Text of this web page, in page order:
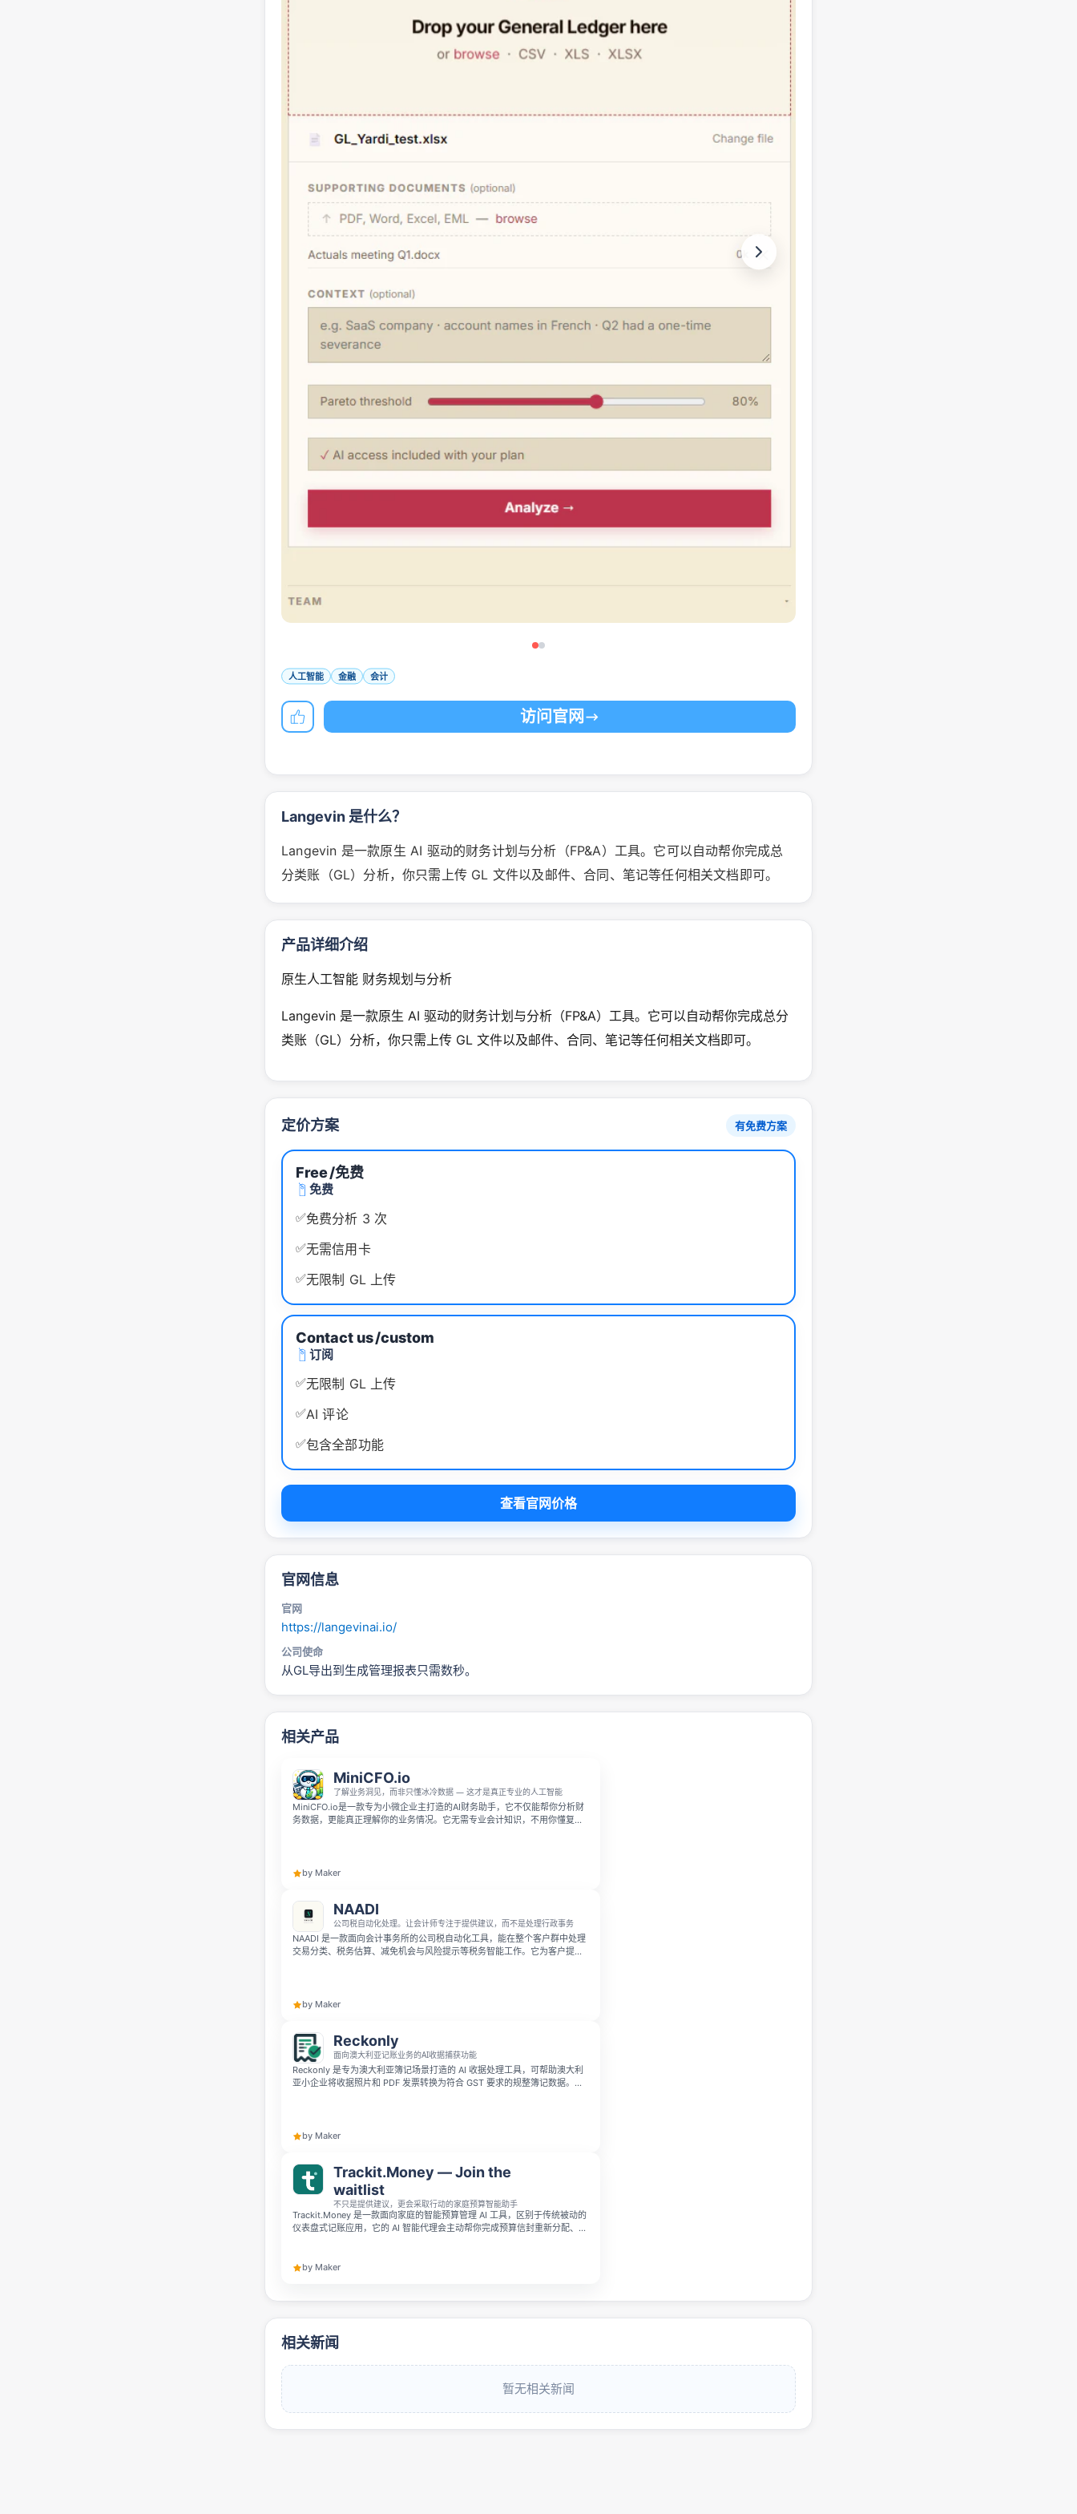
人工智能 金融 会计
访问官网
Langevin 是什么？
Langevin 是一款原生 AI 驱动的财务计划与分析（FP&A）工具。它可以自动帮你完成总
分类账（GL）分析，你只需上传 GL 文件以及邮件、合同、笔记等任何相关文档即可。
产品详细介绍
原生人工智能 财务规划与分析
Langevin 是一款原生 AI 驱动的财务计划与分析（FP&A）工具。它可以自动帮你完成总分
类账（GL）分析，你只需上传 GL 文件以及邮件、合同、笔记等任何相关文档即可。
定价方案 有免费方案
Free/免费
免费
✅免费分析 3 次
✅无需信用卡
✅无限制 GL 上传
Contact us/custom
订阅
✅无限制 GL 上传
✅AI 评论
✅包含全部功能
查看官网价格
官网信息
官网
https://langevinai.io/
公司使命
从GL导出到生成管理报表只需数秒。
相关产品
MiniCFO.io
了解业务洞见，而非只懂冰冷数据 — 这才是真正专业的人工智能
MiniCFO.io是一款专为小微企业主打造的AI财务助手，它不仅能帮你分析财
务数据，更能真正理解你的业务情况。它无需专业会计知识，不用你懂复杂
by Maker
NAADI
公司税自动化处理。让会计师专注于提供建议，而不是处理行政事务
NAADI 是一款面向会计事务所的公司税自动化工具，能在整个客户群中处理
交易分类、税务估算、减免机会与风险提示等税务智能工作。它为客户提供
by Maker
Reckonly
面向澳大利亚记账业务的AI收据捕获功能
Reckonly 是专为澳大利亚簿记场景打造的 AI 收据处理工具，可帮助澳大利
亚小企业将收据照片和 PDF 发票转换为符合 GST 要求的规整簿记数据。只
by Maker
Trackit.Money — Join the
waitlist
不只是提供建议，更会采取行动的家庭预算智能助手
Trackit.Money 是一款面向家庭的智能预算管理 AI 工具，区别于传统被动的
仪表盘式记账应用，它的 AI 智能代理会主动帮你完成预算信封重新分配、交
开放预注册等候名单，加入可锁定预发布折扣。
by Maker
相关新闻
暂无相关新闻